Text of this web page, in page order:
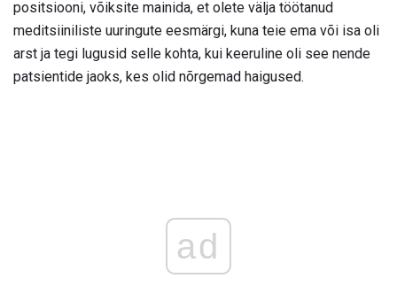
positsiooni, võiksite mainida, et olete välja töötanud
meditsiiniliste uuringute eesmärgi, kuna teie ema või isa oli
arst ja tegi lugusid selle kohta, kui keeruline oli see nende
patsientide jaoks, kes olid nõrgemad haigused.
ad